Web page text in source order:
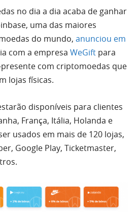
no dia a dia acaba de ganhar
uma das maiores
do mundo, anunciou em
com a empresa WeGift para
com criptomoedas que
lojas físicas.
disponíveis para clientes
França, Itália, Holanda e
usados ​​em mais de 120 lojas,
Google Play, Ticketmaster,